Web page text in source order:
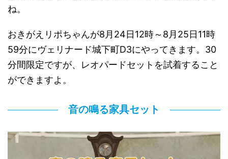
ね。
おきがえリポちゃんが8月24日12時～8月25日11時
59分にヴェリナード城下町D3にやってきます。30
分間限定ですが、レオパードセットを試着すること
ができますよ。
音の鳴る家具セット